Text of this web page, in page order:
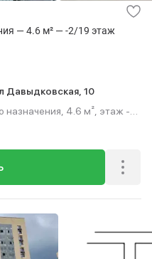
— 4.6 м² — -2/19 этаж
Давыдковская, 10
4.6 м², этаж -2